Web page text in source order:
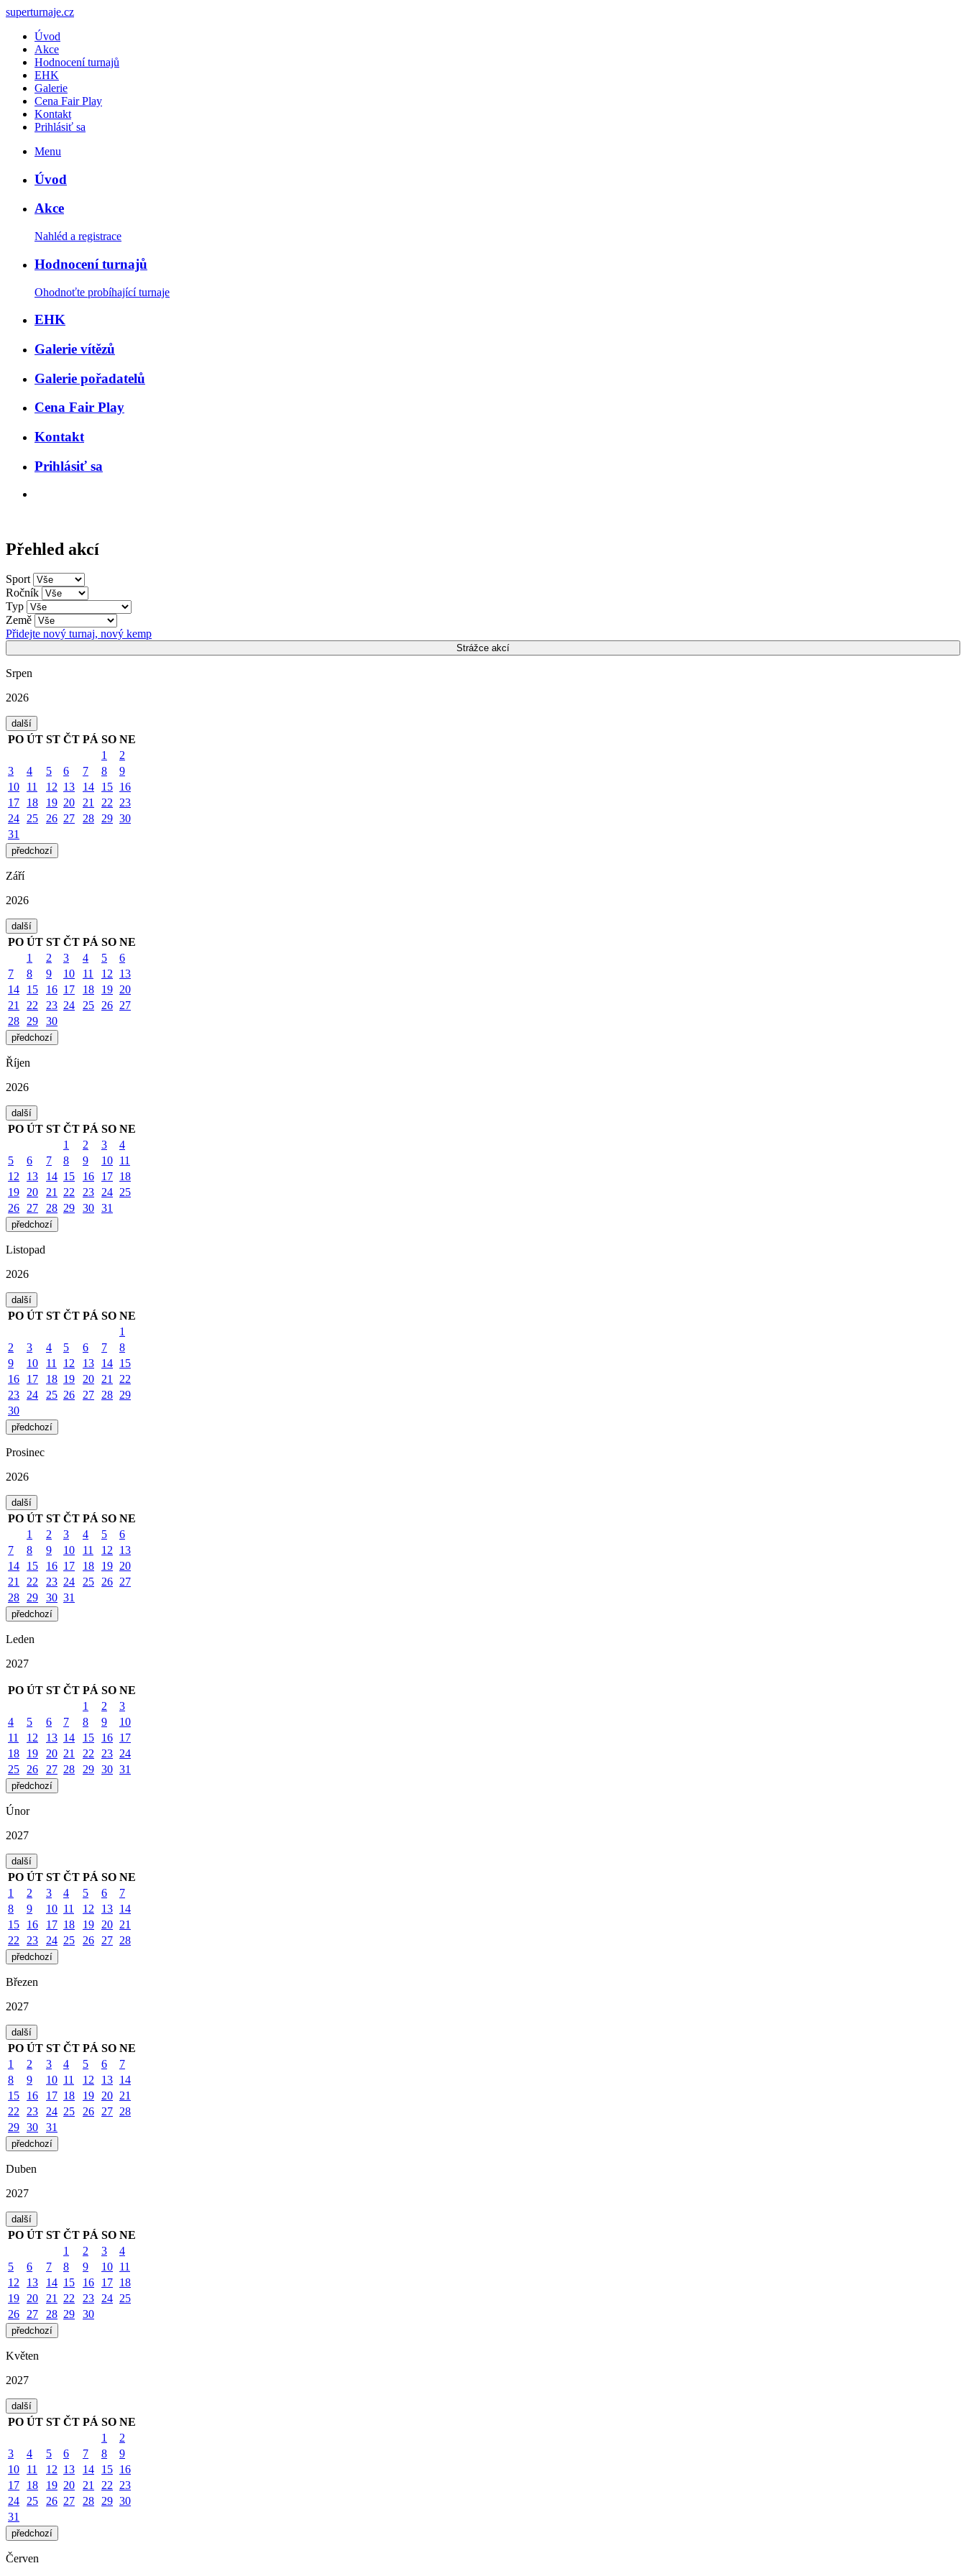
<
superturnaje.cz
Úvod
Akce
Hodnocení turnajů
EHK
Galerie
Cena Fair Play
Kontakt
Prihlásiť sa
Menu
Úvod
Akce
Nahléd a registrace
Hodnocení turnajů
Ohodnoťte probíhající turnaje
EHK
Galerie vítězů
Galerie pořadatelů
Cena Fair Play
Kontakt
Prihlásiť sa
Přehled akcí
Sport
Ročník
Typ
Země
Přidejte nový turnaj, nový kemp
Strážce akcí
Srpen
2026
další
PO ÚT ST ČT PÁ SO NE
1
2
3
4 5 6 7 8
9
10
11 12 13 14 15 16
17
18 19 20 21 22 23
24 25 26 27 28 29 30
31
předchozí
Září
2026
další
PO ÚT ST ČT PÁ SO NE
1
2 3 4 5
6
7
8 9 10 11 12 13
14
15 16 17 18 19 20
21
22 23 24 25 26 27
28 29 30
předchozí
Říjen
2026
další
PO ÚT ST ČT PÁ SO NE
1
2 3
4
5
6 7 8 9 10 11
12
13 14 15 16 17 18
19 20 21 22 23 24 25
26 27 28 29 30 31
předchozí
Listopad
2026
další
PO ÚT ST ČT PÁ SO NE
1
2
3 4 5 6 7
8
9
10 11 12 13 14 15
16
17 18 19 20 21 22
23 24 25 26 27 28 29
30
předchozí
Prosinec
2026
další
PO ÚT ST ČT PÁ SO NE
1
2 3 4 5
6
7
8 9 10 11 12 13
14
15 16 17 18 19 20
21
22 23 24 25 26 27
28 29 30 31
předchozí
Leden
2027
PO ÚT ST ČT PÁ SO NE
1
2
3
4
5 6 7 8 9
10
11
12 13 14 15 16 17
18
19 20 21 22 23 24
25 26 27 28 29 30 31
předchozí
Únor
2027
další
PO ÚT ST ČT PÁ SO NE
1
2 3 4 5 6
7
8
9 10 11 12 13 14
15
16 17 18 19 20 21
22 23 24 25 26 27 28
předchozí
Březen
2027
další
PO ÚT ST ČT PÁ SO NE
1
2 3 4 5 6
7
8
9 10 11 12 13 14
15
16 17 18 19 20 21
22 23 24 25 26 27 28
29 30 31
předchozí
Duben
2027
další
PO ÚT ST ČT PÁ SO NE
1
2 3
4
5
6 7 8 9 10 11
12
13 14 15 16 17 18
19 20 21 22 23 24 25
26 27 28 29 30
předchozí
Květen
2027
další
PO ÚT ST ČT PÁ SO NE
1
2
3
4 5 6 7 8
9
10
11 12 13 14 15 16
17
18 19 20 21 22 23
24 25 26 27 28 29 30
31
předchozí
Červen